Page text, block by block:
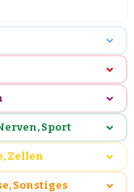
Sport
Zellen
Sonstiges